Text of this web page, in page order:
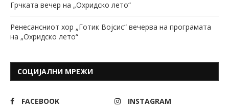
Грчката вечер на „Охридско лето“
Ренесансниот хор „Готик Војсис“ вечерва на програмата
на „Охридско лето“
СОЦИЈАЛНИ МРЕЖИ
FACEBOOK INSTAGRAM